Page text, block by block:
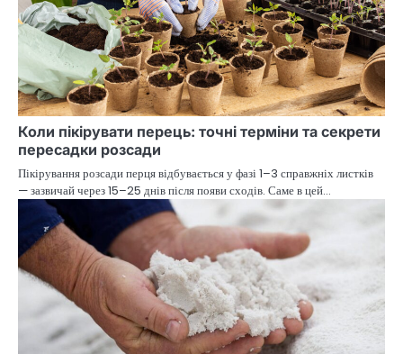
Коли пікірувати перець: точні терміни та секрети
пересадки розсади
Пікірування розсади перця відбувається у фазі 1–3 справжніх листків
— зазвичай через 15–25 днів після появи сходів. Саме в цей…